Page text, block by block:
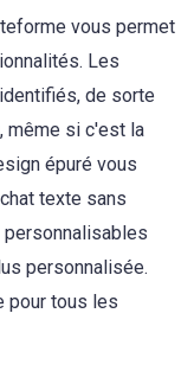
vous permet
Les
de sorte
même si c'est la
épuré vous
texte sans
personnalisée.
pour tous les